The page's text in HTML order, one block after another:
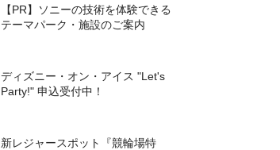
【PR】ソニーの技術を体験できる
テーマパーク・施設のご案内
ディズニー・オン・アイス "Let's
Party!" 申込受付中！
新レジャースポット『競輪場特